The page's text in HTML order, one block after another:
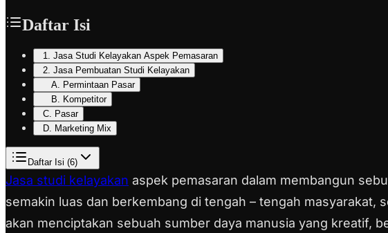
Daftar Isi
1. Jasa Studi Kelayakan Aspek Pemasaran
2. Jasa Pembuatan Studi Kelayakan
A. Permintaan Pasar
B. Kompetitor
C. Pasar
D. Marketing Mix
Daftar Isi (6)
Jasa studi kelayakan aspek pemasaran dalam membangun
semakin luas dan berkembang di tengah – tengah masyarakat,
akan menciptakan sebuah sumber daya manusia yang kreatif,